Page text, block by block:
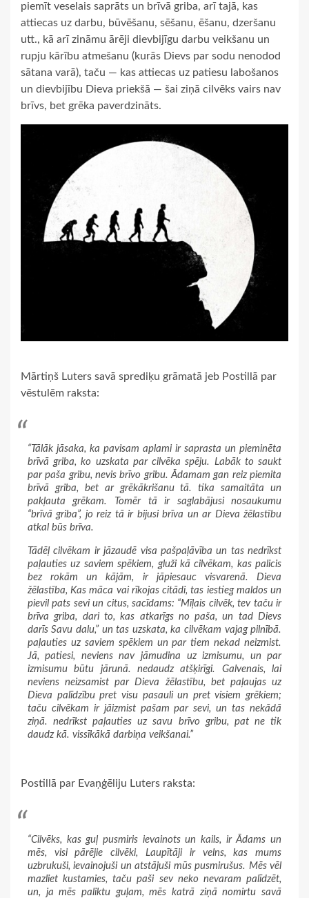
piemīt veselais saprāts un brīvā griba, arī tajā, kas
attiecas uz darbu, būvēšanu, sēšanu, ēšanu, dzeršanu
utt., kā arī zināmu ārēji dievbijīgu darbu veikšanu un
rupju kārību atmešanu (kurās Dievs par sodu nenodod
sātana varā), taču — kas attiecas uz patiesu labošanos
un dievbijību Dieva priekšā — šai ziņā cilvēks vairs nav
brīvs, bet grēka paverdzināts.
Mārtiņš Luters savā sprediķu grāmatā jeb Postillā par
vēstulēm raksta:
“Tālāk jāsaka, ka pavisam aplami ir saprasta un pieminēta
brīvā griba, ko uzskata par cilvēka spēju. Labāk to saukt
par paša gribu, nevis brīvo gribu. Ādamam gan reiz piemita
brīvā griba, bet ar grēkākrišanu tā. tika samaitāta un
pakļauta grēkam. Tomēr tā ir saglabājusi nosaukumu
“brīvā griba”, jo reiz tā ir bijusi brīva un ar Dieva žēlastību
atkal būs brīva.
Tādēļ cilvēkam ir jāzaudē visa pašpaļāvība un tas nedrīkst
paļauties uz saviem spēkiem, gluži kā cilvēkam, kas palicis
bez rokām un kājām, ir jāpiesauc visvarenā. Dieva
žēlastība, Kas māca vai rīkojas citādi, tas iestieg maldos un
pievil pats sevi un citus, sacīdams: “Mīļais cilvēk, tev taču ir
brīva griba, dari to, kas atkarīgs no paša, un tad Dievs
darīs Savu dalu,” un tas uzskata, ka cilvēkam vajag pilnībā.
paļauties uz saviem spēkiem un par tiem nekad neizmist.
Jā, patiesi, neviens nav jāmudina uz izmisumu, un par
izmisumu būtu jārunā. nedaudz atšķirīgi. Galvenais, lai
neviens neizsamist par Dieva žēlastību, bet paļaujas uz
Dieva palīdzību pret visu pasauli un pret visiem grēkiem;
taču cilvēkam ir jāizmist pašam par sevi, un tas nekādā
ziņā. nedrīkst paļauties uz savu brīvo gribu, pat ne tik
daudz kā. vissīkākā darbiņa veikšanai.”
Postillā par Evaņģēliju Luters raksta:
“Cilvēks, kas guļ pusmiris ievainots un kails, ir Ādams un
mēs, visi pārējie cilvēki, Laupītāji ir velns, kas mums
uzbrukuši, ievainojuši un atstājuši mūs pusmirušus. Mēs vēl
mazliet kustamies, taču paši sev neko nevaram palīdzēt,
un, ja mēs paliktu guļam, mēs katrā ziņā nomirtu savā